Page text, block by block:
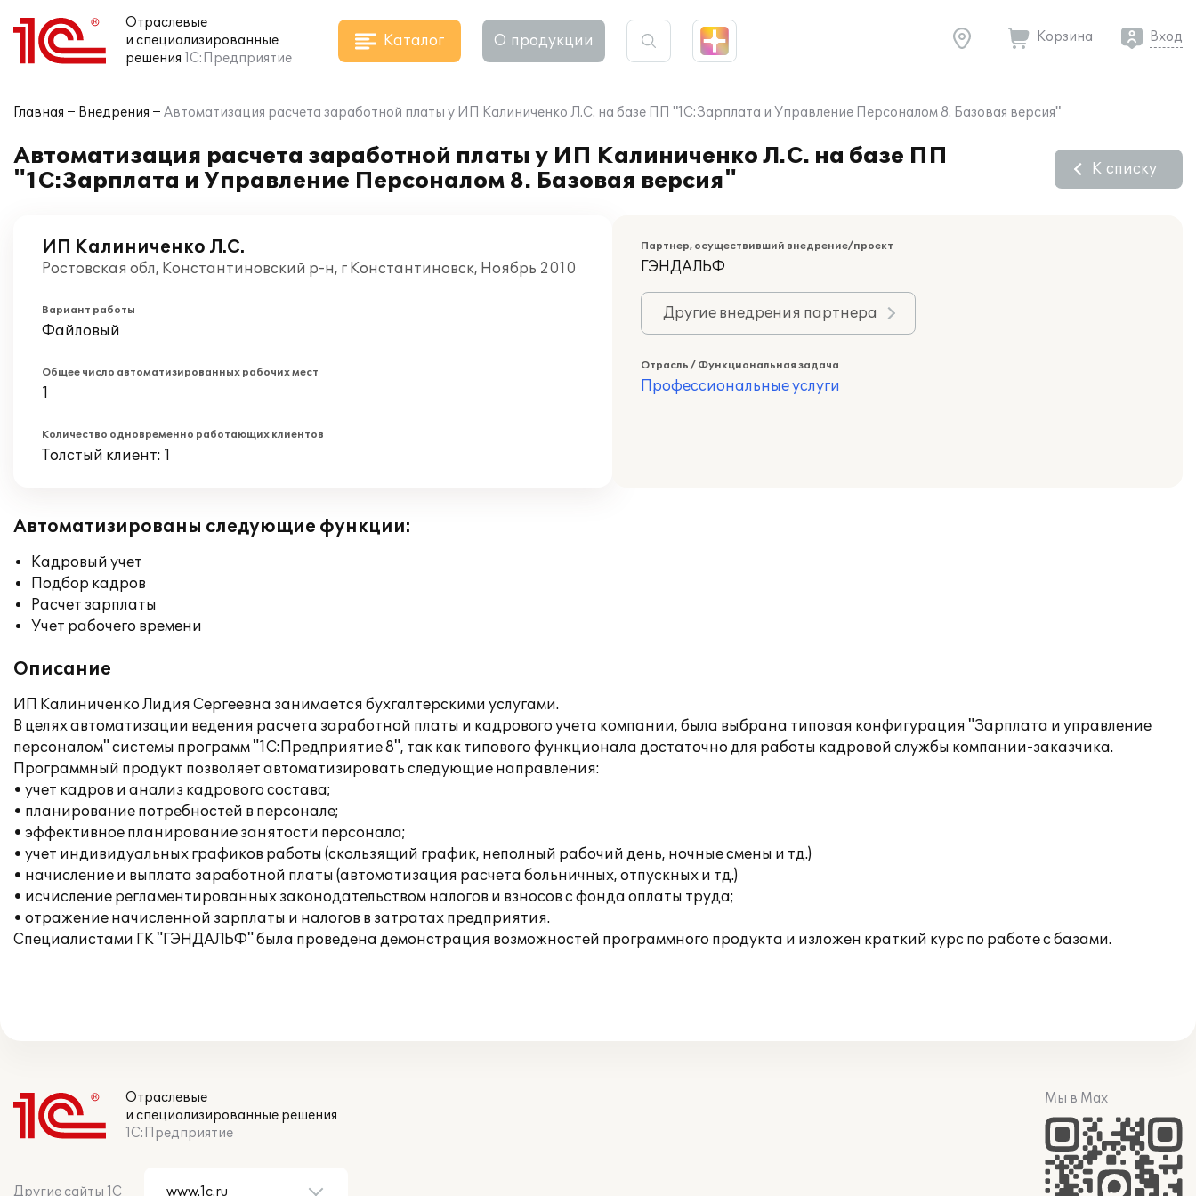
Отраслевые
и специализированные
решения 1С:Предприятие
Каталог О продукции Корзина Вход
Главная Внедрения Автоматизация расчета заработной платы у ИП Калиниченко Л.С. на базе ПП "1С:Зарплата и Управление Персоналом 8. Базовая версия"
Автоматизация расчета заработной платы у ИП Калиниченко Л.С. на базе ПП
"1С:Зарплата и Управление Персоналом 8. Базовая версия"
К списку
ИП Калиниченко Л.С.
Ростовская обл, Константиновский р-н, г Константиновск, Ноябрь 2010
Вариант работы
Файловый
Общее число автоматизированных рабочих мест
1
Количество одновременно работающих клиентов
Толстый клиент: 1
Партнер, осуществивший внедрение/проект
ГЭНДАЛЬФ
Другие внедрения партнера
Отрасль / Функциональная задача
Профессиональные услуги
Автоматизированы следующие функции:
Кадровый учет
Подбор кадров
Расчет зарплаты
Учет рабочего времени
Описание
ИП Калиниченко Лидия Сергеевна занимается бухгалтерскими услугами.
В целях автоматизации ведения расчета заработной платы и кадрового учета компании, была выбрана типовая конфигурация "Зарплата и управление
персоналом" системы программ "1С:Предприятие 8", так как типового функционала достаточно для работы кадровой службы компании-заказчика.
Программный продукт позволяет автоматизировать следующие направления:
• учет кадров и анализ кадрового состава;
• планирование потребностей в персонале;
• эффективное планирование занятости персонала;
• учет индивидуальных графиков работы (скользящий график, неполный рабочий день, ночные смены и тд.)
• начисление и выплата заработной платы (автоматизация расчета больничных, отпускных и тд.)
• исчисление регламентированных законодательством налогов и взносов с фонда оплаты труда;
• отражение начисленной зарплаты и налогов в затратах предприятия.
Специалистами ГК "ГЭНДАЛЬФ" была проведена демонстрация возможностей программного продукта и изложен краткий курс по работе с базами.
Отраслевые
и специализированные решения
1С:Предприятие
Другие сайты 1С
Мы в Max